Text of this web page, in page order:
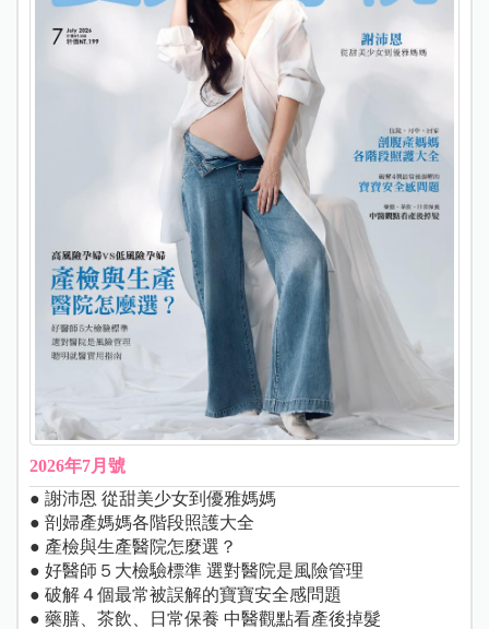
2026年7月號
● 謝沛恩 從甜美少女到優雅媽媽
● 剖婦產媽媽各階段照護大全
● 產檢與生產醫院怎麼選？
● 好醫師５大檢驗標準 選對醫院是風險管理
● 破解４個最常被誤解的寶寶安全感問題
● 藥膳、茶飲、日常保養 中醫觀點看產後掉髮